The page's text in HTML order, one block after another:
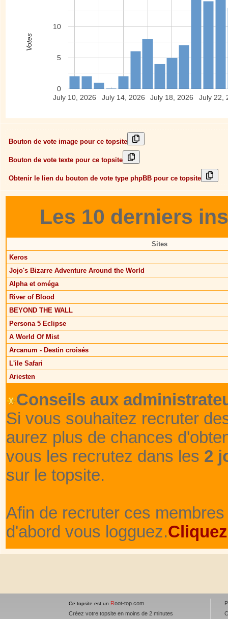
July 10, 2026 July 14, 2026 July 18, 2026 July 22,
0
5
10
Votes
Bouton de vote image pour ce topsite
Bouton de vote texte pour ce topsite
Obtenir le lien du bouton de vote type phpBB pour ce topsite
Les 10 derniers
Sites
Keros
Jojo's Bizarre Adventure Around the World
Alpha et oméga
River of Blood
BEYOND THE WALL
Persona 5 Eclipse
A World Of Mist
Arcanum - Destin croisés
L'ile Safari
Ariesten
Conseils aux
Si vous souhaitez recruter
aurez plus de chances
vous les recrutez dans les 2
sur le topsite.
Afin de recruter ces
d'abord vous logguez.
Ce topsite est un Root-top.com
Créez votre topsite en moins de 2 minutes